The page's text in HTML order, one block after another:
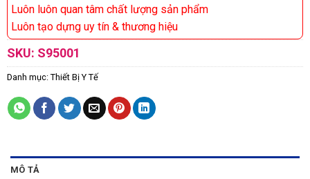
Luôn luôn quan tâm chất lượng sản phẩm
Luôn tạo dựng uy tín & thương hiệu
SKU: S95001
Danh mục: Thiết Bị Y Tế
MÔ TẢ